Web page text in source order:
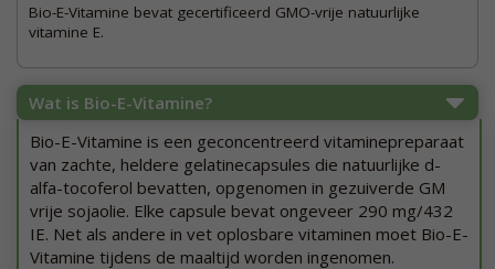
Bio-E-Vitamine bevat gecertificeerd GMO-vrije natuurlijke
vitamine E.
Wat is Bio-E-Vitamine?
Bio-E-Vitamine is een geconcentreerd vitaminepreparaat
van zachte, heldere gelatinecapsules die natuurlijke d-
alfa-tocoferol bevatten, opgenomen in gezuiverde GM
vrije sojaolie. Elke capsule bevat ongeveer 290 mg/432
IE. Net als andere in vet oplosbare vitaminen moet Bio-E-
Vitamine tijdens de maaltijd worden ingenomen.